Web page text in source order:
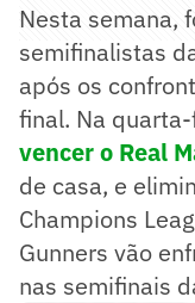
Nesta semana,
semifinalistas
após os
final. Na
vencer o Real
de casa, e
Champions
Gunners vão
nas semifinais